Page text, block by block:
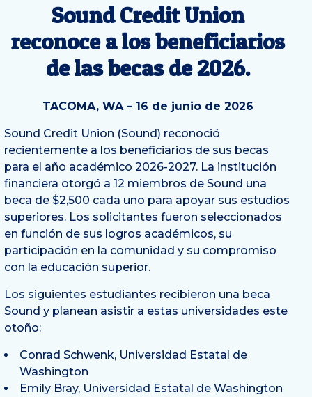
Sound Credit Union
reconoce a los beneficiarios
de las becas de 2026.
TACOMA, WA – 16 de junio de 2026
Sound Credit Union (Sound) reconoció
recientemente a los beneficiarios de sus becas
para el año académico 2026-2027. La institución
financiera otorgó a 12 miembros de Sound una
beca de $2,500 cada uno para apoyar sus estudios
superiores. Los solicitantes fueron seleccionados
en función de sus logros académicos, su
participación en la comunidad y su compromiso
con la educación superior.
Los siguientes estudiantes recibieron una beca
Sound y planean asistir a estas universidades este
otoño:
Conrad Schwenk, Universidad Estatal de
Washington
Emily Bray, Universidad Estatal de Washington